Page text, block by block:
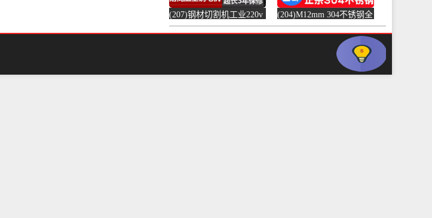
(207)钢材切割机工业220v
水泥混凝土金属混泥土水
(204)M12mm 304不锈钢全
螺纹螺杆牙条通丝螺柱全
丝-螺纹钢(浴当家旗舰店